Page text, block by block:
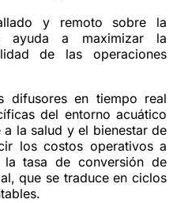
y remoto sobre la
ayuda a maximizar la
de las operaciones
difusores en tiempo real
del entorno acuático
la salud y el bienestar de
los costos operativos a
tasa de conversión de
que se traduce en ciclos